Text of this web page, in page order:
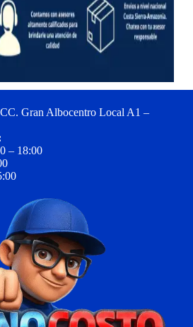
Gran Albocentro Local A1 –
– 18:00